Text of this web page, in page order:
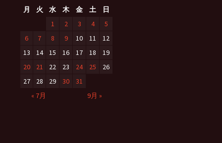
月
火 水 木 金 土
日
1
2 3 4
5
6
7 8 9 10 11
12
13
14 15 16 17 18
19
20
21 22 23 24 25
26
27
28 29 30
31
« 7月
9月 »